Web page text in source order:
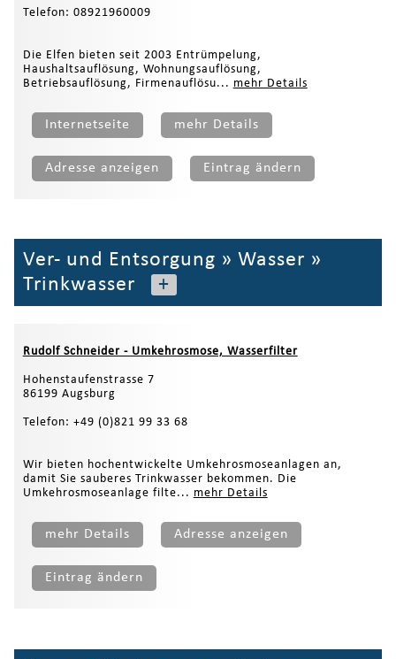
Telefon: 08921960009
Die Elfen bieten seit 2003 Entrümpelung,
Haushaltsauflösung, Wohnungsauflösung,
Betriebsauflösung, Firmenauflösu... mehr Details
Internetseite mehr Details
Adresse anzeigen Eintrag ändern
Ver- und Entsorgung » Wasser »
Trinkwasser
+
Rudolf Schneider - Umkehrosmose, Wasserfilter
Hohenstaufenstrasse 7
86199 Augsburg
Telefon: +49 (0)821 99 33 68
Wir bieten hochentwickelte Umkehrosmoseanlagen an,
damit Sie sauberes Trinkwasser bekommen. Die
Umkehrosmoseanlage filte... mehr Details
mehr Details Adresse anzeigen
Eintrag ändern